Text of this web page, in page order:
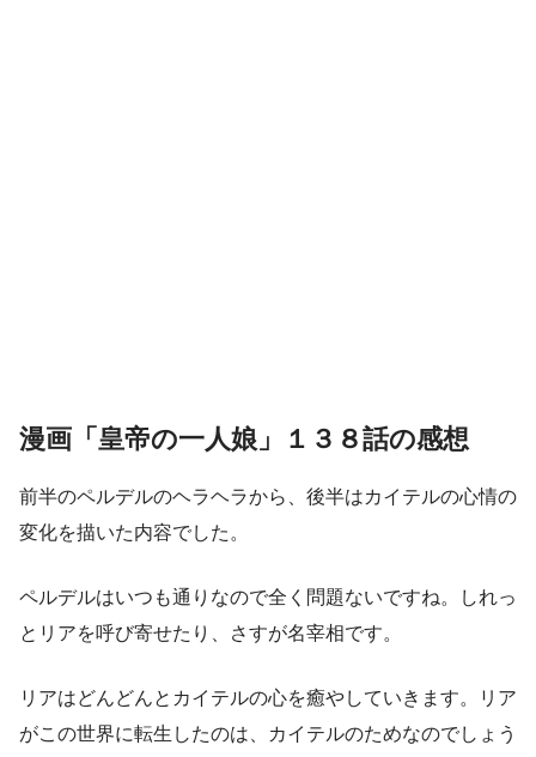
漫画「皇帝の一人娘」１３８話の感想
前半のペルデルのヘラヘラから、後半はカイテルの心情の
変化を描いた内容でした。
ペルデルはいつも通りなので全く問題ないですね。しれっ
とリアを呼び寄せたり、さすが名宰相です。
リアはどんどんとカイテルの心を癒やしていきます。リア
がこの世界に転生したのは、カイテルのためなのでしょう